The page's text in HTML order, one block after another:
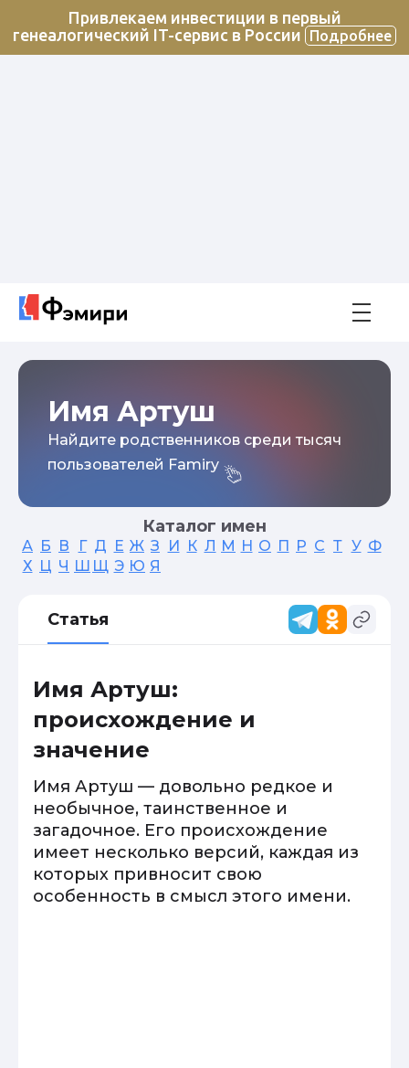
Привлекаем инвестиции в первый
генеалогический IT-сервис в России
Подробнее
Имя Артуш
Найдите родственников среди тысяч
пользователей Famiry
Каталог имен
А Б В Г Д Е Ж З И К Л М Н О П Р С Т У Ф
Х Ц Ч Ш Щ Э Ю Я
Статья
Имя Артуш:
происхождение и
значение
Имя Артуш — довольно редкое и
необычное, таинственное и
загадочное. Его происхождение
имеет несколько версий, каждая из
которых привносит свою
особенность в смысл этого имени.